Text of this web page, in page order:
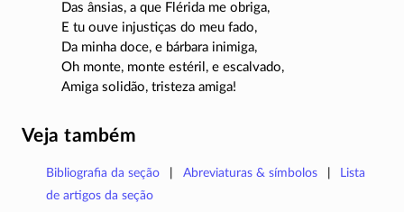
Das ânsias, a que Flérida me obriga,
E tu ouve injustiças do meu fado,
Da minha doce, e bárbara inimiga,
Oh monte, monte estéril, e escalvado,
Amiga solidão, tristeza amiga!
Veja também
Bibliografia da seção Abreviaturas & símbolos
Lista
de artigos da seção